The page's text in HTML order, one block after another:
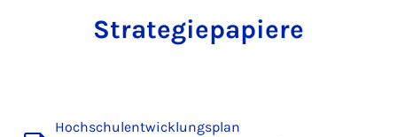
Strategiepapiere
Hochschulentwicklungsplan